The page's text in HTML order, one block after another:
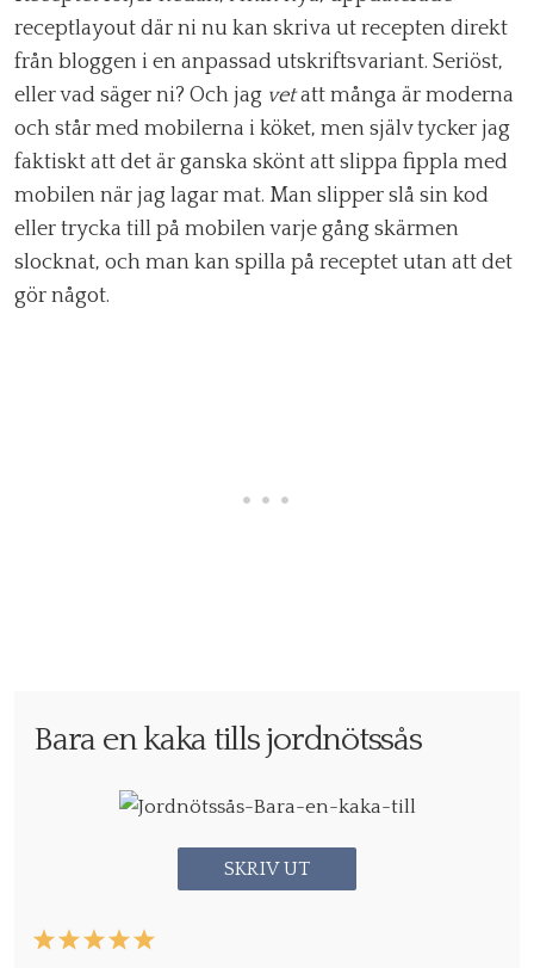
receptlayout där ni nu kan skriva ut recepten direkt
från bloggen i en anpassad utskriftsvariant. Seriöst,
eller vad säger ni? Och jag vetatt många är moderna
och står med mobilerna i köket, men själv tycker jag
faktiskt att det är ganska skönt att slippa fippla med
mobilen när jag lagar mat. Man slipper slå sin kod
eller trycka till på mobilen varje gång skärmen
slocknat, och man kan spilla på receptet utan att det
gör något.
Bara en kaka tills jordnötssås
SKRIV UT
5
4
3
2
1